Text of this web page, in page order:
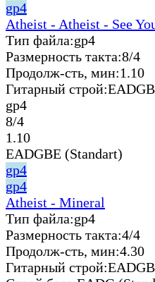
gp4
Atheist - Atheist - See
Тип файла:gp4
Размерность такта:8/4
Продолж-сть, мин:1.10
Гитарный строй:
gp4
8/4
1.10
EADGBE (Standart)
gp4
gp4
Atheist - Mineral
Тип файла:gp4
Размерность такта:4/4
Продолж-сть, мин:4.30
Гитарный строй: